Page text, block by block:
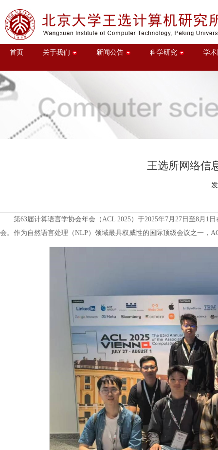
首页 关于我们 新闻公告 科学研究 学
王选所网络信
第63届计算语言学协会年会（ACL 2025）于2025年7月27日至8月
会。作为自然语言处理（NLP）领域最具权威性的国际顶级会议之一，